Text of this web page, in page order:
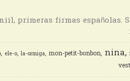
primeras firmas españolas.
ele-o la-ormiga mon-petit-bonbon nina